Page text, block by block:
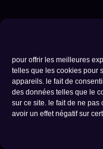
pour offrir les meilleures
telles que les cookies pour
appareils. le fait de
des données telles que le
sur ce site. le fait de ne
avoir un effet négatif sur